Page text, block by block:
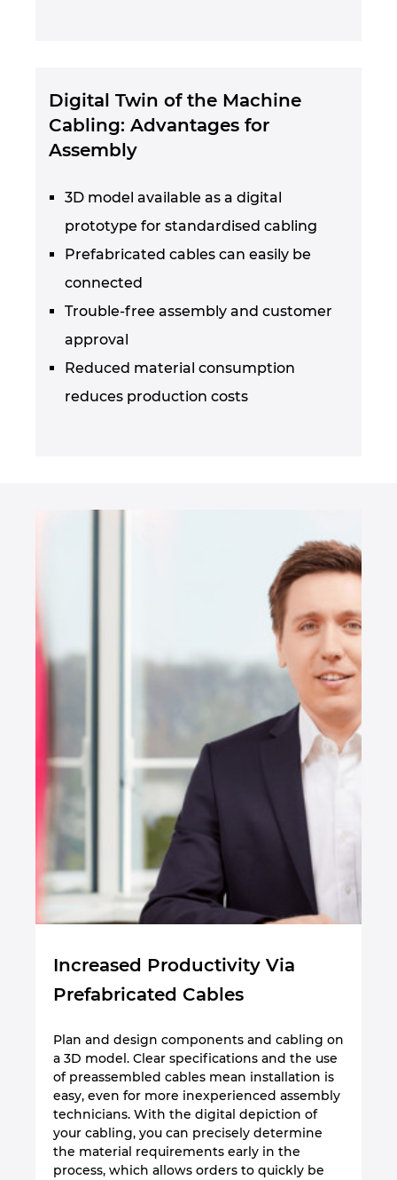
Digital Twin of the Machine
Cabling: Advantages for
Assembly
3D model available as a digital
prototype for standardised cabling
Prefabricated cables can easily be
connected
Trouble-free assembly and customer
approval
Reduced material consumption
reduces production costs
Increased Productivity Via
Prefabricated Cables
Plan and design components and cabling on
a 3D model. Clear specifications and the use
of preassembled cables mean installation is
easy, even for more inexperienced assembly
technicians. With the digital depiction of
your cabling, you can precisely determine
the material requirements early in the
process, which allows orders to quickly be